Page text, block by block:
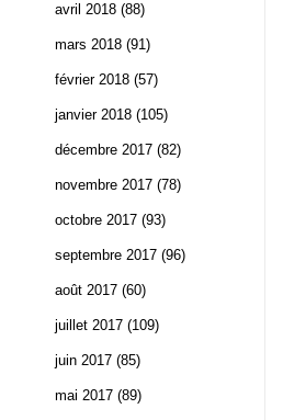
avril 2018 (88)
mars 2018 (91)
février 2018 (57)
janvier 2018 (105)
décembre 2017 (82)
novembre 2017 (78)
octobre 2017 (93)
septembre 2017 (96)
août 2017 (60)
juillet 2017 (109)
juin 2017 (85)
mai 2017 (89)